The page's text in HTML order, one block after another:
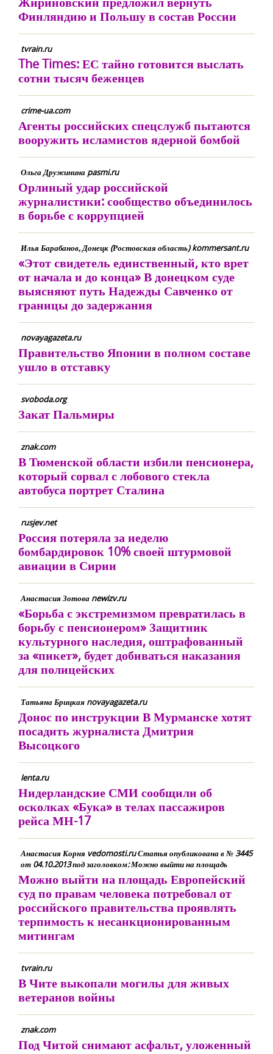
Финляндию и Польшу в состав России
tvrain.ru
The Times: ЕС тайно готовится выслать
сотни тысяч беженцев
crime-ua.com
Агенты российских спецслужб пытаются
вооружить исламистов ядерной бомбой
Ольга Дружинина pasmi.ru
Орлиный удар российской
журналистики: сообщество объединилось
в борьбе с коррупцией
Илья Барабанов, Донецк (Ростовская область) kommersant.ru
«Этот свидетель единственный, кто врет
от начала и до конца» В донецком суде
выясняют путь Надежды Савченко от
границы до задержания
novayagazeta.ru
Правительство Японии в полном составе
ушло в отставку
svoboda.org
Закат Пальмиры
znak.com
В Тюменской области избили пенсионера,
который сорвал с лобового стекла
автобуса портрет Сталина
rusjev.net
Россия потеряла за неделю
бомбардировок 10% своей штурмовой
авиации в Сирии
Анастасия Зотова newizv.ru
«Борьба с экстремизмом превратилась в
борьбу с пенсионером» Защитник
культурного наследия, оштрафованный
за «пикет», будет добиваться наказания
для полицейских
Татьяна Брицкая novayagazeta.ru
Донос по инструкции В Мурманске хотят
посадить журналиста Дмитрия
Высоцкого
lenta.ru
Нидерландские СМИ сообщили об
осколках «Бука» в телах пассажиров
рейса МН-17
Анастасия Корня vedomosti.ru Статья опубликована в № 3445
от 04.10.2013 под заголовком: Можно выйти на площадь
Можно выйти на площадь Европейский
суд по правам человека потребовал от
российского правительства проявлять
терпимость к несанкционированным
митингам
tvrain.ru
В Чите выкопали могилы для живых
ветеранов войны
znak.com
Под Читой снимают асфальт, уложенный